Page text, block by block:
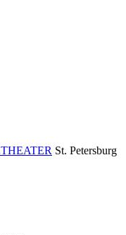
St. Petersburg